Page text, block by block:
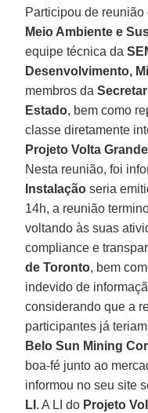
Participou de
Meio Ambiente e
equipe técnica da
Desenvolvimento,
membros da
Estado, bem como
classe diretamente
Projeto Volta Grande
Nesta reunião, foi
Instalação seria
14h, a reunião
voltando às suas
compliance e
de Toronto, bem
indevido de
considerando que a
participantes já
Belo Sun Mining
boa-fé junto ao
informou no seu site
LI . A LI do Projeto